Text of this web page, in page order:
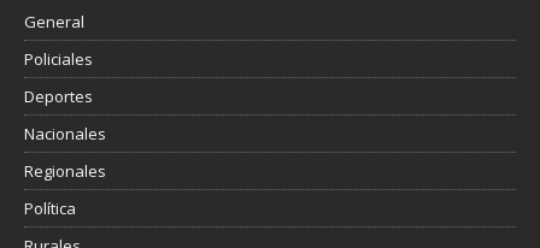
General
Policiales
Deportes
Nacionales
Regionales
Política